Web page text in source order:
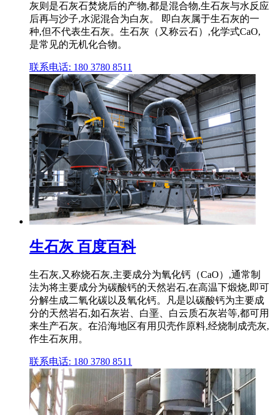
灰则是石灰石焚烧后的产物,都是混合物,生石灰与水反应
后再与沙子,水泥混合为白灰。 即白灰属于生石灰的一
种,但不代表生石灰。生石灰（又称云石）,化学式CaO,
是常见的无机化合物。
联系电话: 180 3780 8511
生石灰 百度百科
生石灰,又称烧石灰,主要成分为氧化钙（CaO）,通常制
法为将主要成分为碳酸钙的天然岩石,在高温下煅烧,即可
分解生成二氧化碳以及氧化钙。凡是以碳酸钙为主要成
分的天然岩石,如石灰岩、白垩、白云质石灰岩等,都可用
来生产石灰。在沿海地区有用贝壳作原料,经烧制成壳灰,
作生石灰用。
联系电话: 180 3780 8511